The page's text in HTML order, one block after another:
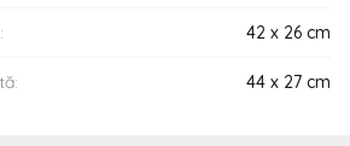
42 x 26 cm
44 x 27 cm